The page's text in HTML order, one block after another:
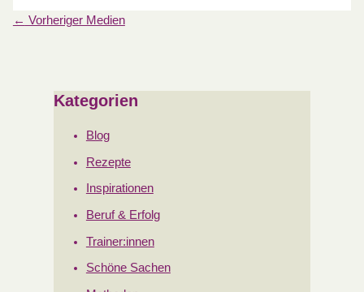
← Vorheriger Medien
Kategorien
Blog
Rezepte
Inspirationen
Beruf & Erfolg
Trainer:innen
Schöne Sachen